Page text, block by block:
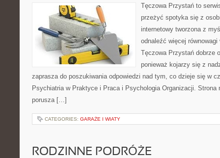
Tęczowa Przystań to
przeżyć spotyka się z
internetowy tworzona z
odnaleźć więcej
Tęczowa Przystań dobrze
ponieważ kojarzy się z
zaprasza do poszukiwania odpowiedzi nad tym, co dzieje się w
Psychiatria w Praktyce i Praca i Psychologia Organizacji. Strona
porusza […]
CATEGORIES: GARAŻE I WIATY
RODZINNE PODRÓŻE